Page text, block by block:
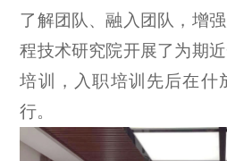
了解团队、融入团队 ， 增
程技术研究院开展了为期
培训
， 入职培训 先后在什
行。